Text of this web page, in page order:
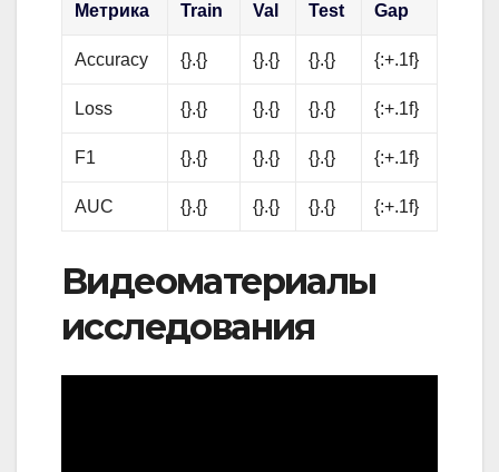
Метрика Train Val Test Gap
Accuracy {}.{} {}.{} {}.{} {:+.1f}
Loss {}.{} {}.{} {}.{} {:+.1f}
F1 {}.{} {}.{} {}.{} {:+.1f}
AUC {}.{} {}.{} {}.{} {:+.1f}
Видеоматериалы
исследования